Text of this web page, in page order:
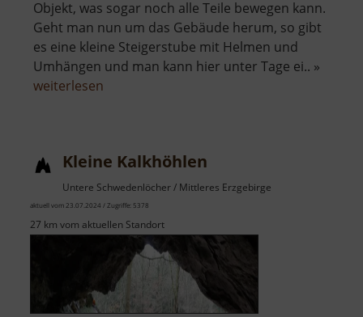
Objekt, was sogar noch alle Teile bewegen kann.
Geht man nun um das Gebäude herum, so gibt
es eine kleine Steigerstube mit Helmen und
Umhängen und man kann hier unter Tage ei.. »
weiterlesen
Kleine Kalkhöhlen
Untere Schwedenlöcher / Mittleres Erzgebirge
aktuell vom 23.07.2024 / Zugriffe: 5378
27 km vom aktuellen Standort